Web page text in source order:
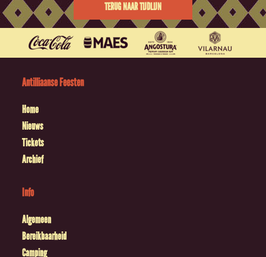
TERUG NAAR TIJDLIJN
Antilliaanse Feesten
Home
Nieuws
Tickets
Archief
Info
Algemeen
Bereikbaarheid
Camping